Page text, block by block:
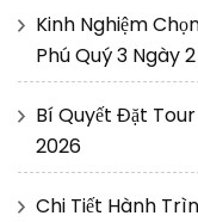
Kinh Nghiệm
Phú Quý 3 Ngày
Bí Quyết Đặt
2026
Chi Tiết Hành